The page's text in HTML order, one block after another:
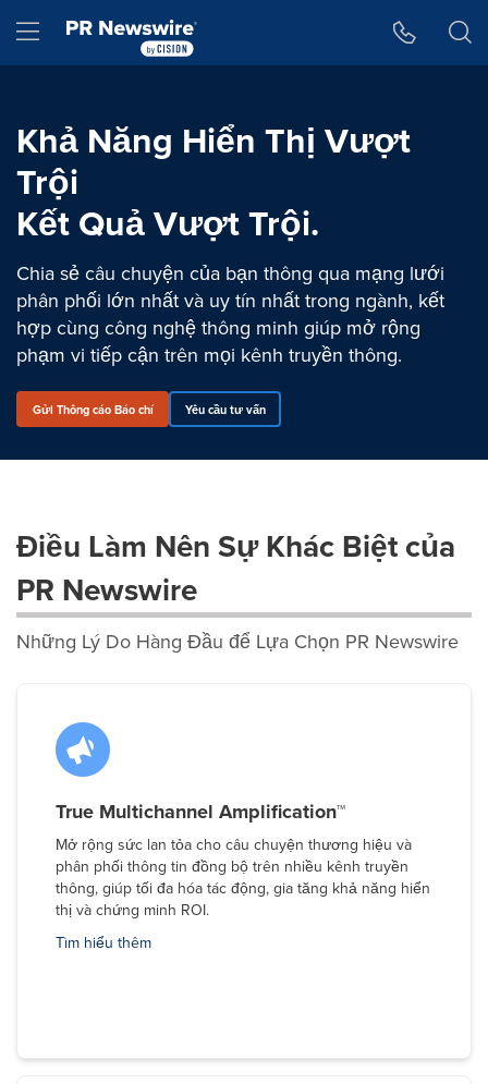
Hamburger menu
Khả Năng Hiển Thị Vượt
Trội
Kết Quả Vượt Trội.
Chia sẻ câu chuyện của bạn thông qua mạng lưới
phân phối lớn nhất và uy tín nhất trong ngành, kết
hợp cùng công nghệ thông minh giúp mở rộng
phạm vi tiếp cận trên mọi kênh truyền thông.
Gửi Thông cáo Báo chí Yêu cầu tư vấn
Điều Làm Nên Sự Khác Biệt của
PR Newswire
Những Lý Do Hàng Đầu để Lựa Chọn PR Newswire
True Multichannel Amplification™
Mở rộng sức lan tỏa cho câu chuyện thương hiệu và
phân phối thông tin đồng bộ trên nhiều kênh truyền
thông, giúp tối đa hóa tác động, gia tăng khả năng hiển
thị và chứng minh ROI.
Tìm hiểu thêm